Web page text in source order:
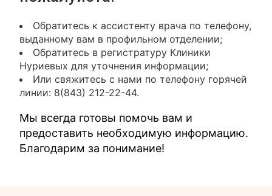
Обратитесь к ассистенту врача по телефону,
выданному вам в профильном отделении;
Обратитесь в регистратуру Клиники
Нуриевых для уточнения информации;
Или свяжитесь с нами по телефону горячей
линии: 8(843) 212-22-44.
Мы всегда готовы помочь вам и
предоставить необходимую информацию.
Благодарим за понимание!